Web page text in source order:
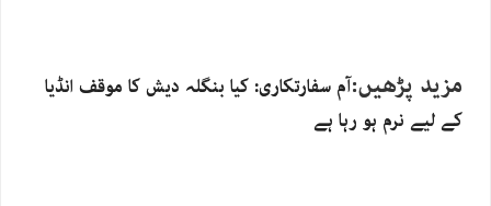
مزید پڑھیں:آم سفارتکاری: کیا بنگلہ دیش کا موقف انڈیا
کے لیے نرم ہو رہا ہے